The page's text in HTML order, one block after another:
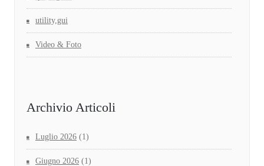
utility,gui
Video & Foto
Archivio Articoli
Luglio 2026 (1)
Giugno 2026 (1)